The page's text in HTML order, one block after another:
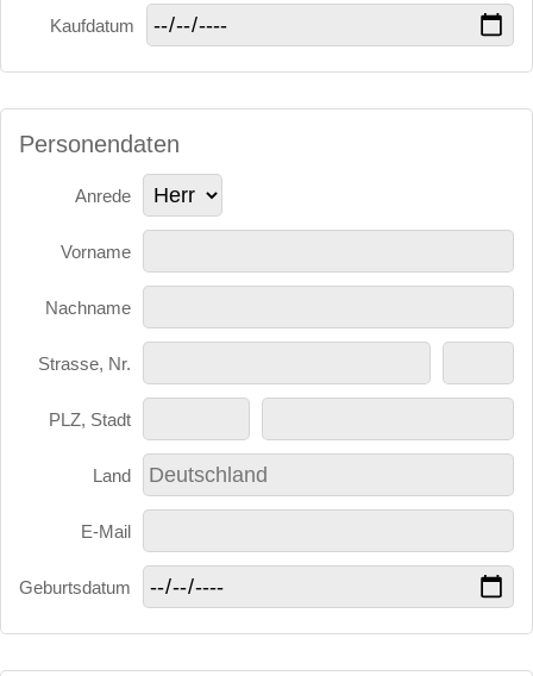
Kaufdatum
Personendaten
Anrede
Vorname
Nachname
Strasse, Nr.
PLZ, Stadt
Land
E-Mail
Geburtsdatum